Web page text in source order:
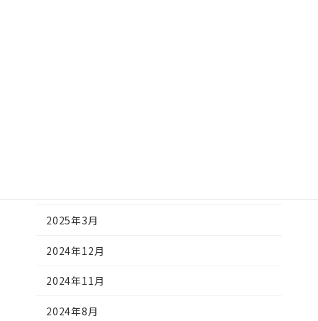
2025年3月
2024年12月
2024年11月
2024年8月